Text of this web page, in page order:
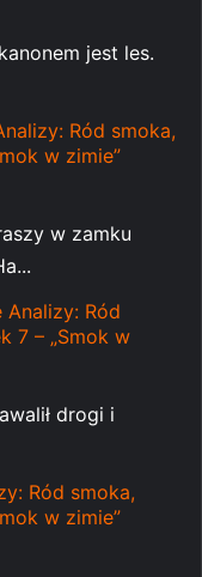
jest les.
Ród smoka,
w zimie”
w zamku
Analizy: Ród
7 – „Smok w
drogi i
Ród smoka,
w zimie”